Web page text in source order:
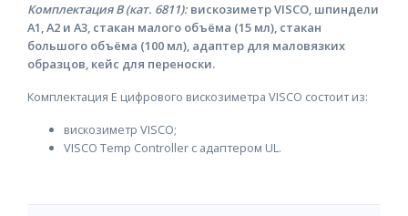
Комплектация В (кат. 6811):вискозиметр VISCO, шпиндели
А1, А2 и А3, стакан малого объёма (15 мл), стакан
большого объёма (100 мл), адаптер для маловязких
образцов, кейс для переноски.
Комплектация E цифрового вискозиметра VISCO состоит из:
вискозиметр VISCO;
VISCO Temp Controller с адаптером UL.